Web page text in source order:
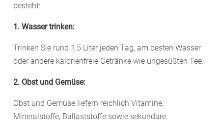
besteht:
1. Wasser trinken:
Trinken Sie rund 1,5 Liter jeden Tag, am besten Wasser
oder andere kalorienfreie Getränke wie ungesüßten Tee.
2. Obst und Gemüse:
Obst und Gemüse liefern reichlich Vitamine,
Mineralstoffe, Ballaststoffe sowie sekundäre